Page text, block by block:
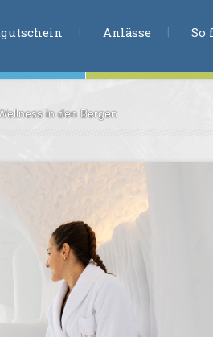
Anlässe So
in den Bergen